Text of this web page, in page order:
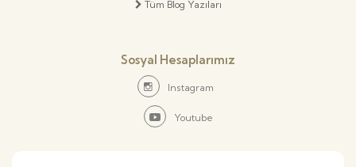
Tüm Blog Yazıları
Sosyal Hesaplarımız
Instagram
Youtube